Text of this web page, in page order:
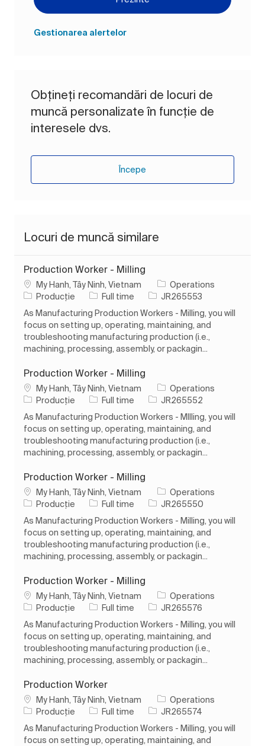
Gestionarea alertelor
Obțineți recomandări de locuri de
muncă personalizate în funcție de
interesele dvs.
Începe
Locuri de muncă similare
Production Worker - Milling
LocMy Hanh, Tây Ninh, Vietnam
Operations
Categorie
Producție Tipul postului
Full time Job IdJR265553
As Manufacturing Production Workers - Milling, you will
focus on setting up, operating, maintaining, and
troubleshooting manufacturing production (i.e.,
machining, processing, assembly, or packagin...
Production Worker - Milling
LocMy Hanh, Tây Ninh, Vietnam
Operations
Categorie
Producție Tipul postului
Full time Job IdJR265552
As Manufacturing Production Workers - MIlling, you will
focus on setting up, operating, maintaining, and
troubleshooting manufacturing production (i.e.,
machining, processing, assembly, or packagin...
Production Worker - Milling
LocMy Hanh, Tây Ninh, Vietnam
Operations
Categorie
Producție Tipul postului
Full time Job IdJR265550
As Manufacturing Production Workers - Milling, you will
focus on setting up, operating, maintaining, and
troubleshooting manufacturing production (i.e.,
machining, processing, assembly, or packagin...
Production Worker - Milling
LocMy Hanh, Tây Ninh, Vietnam
Operations
Categorie
Producție Tipul postului
Full time Job IdJR265576
As Manufacturing Production Workers - Milling, you will
focus on setting up, operating, maintaining, and
troubleshooting manufacturing production (i.e.,
machining, processing, assembly, or packagin...
Production Worker
LocMy Hanh, Tây Ninh, Vietnam
Operations
Categorie
Producție Tipul postului
Full time Job IdJR265574
As Manufacturing Production Workers - Milling, you will
focus on setting up, operating, maintaining, and